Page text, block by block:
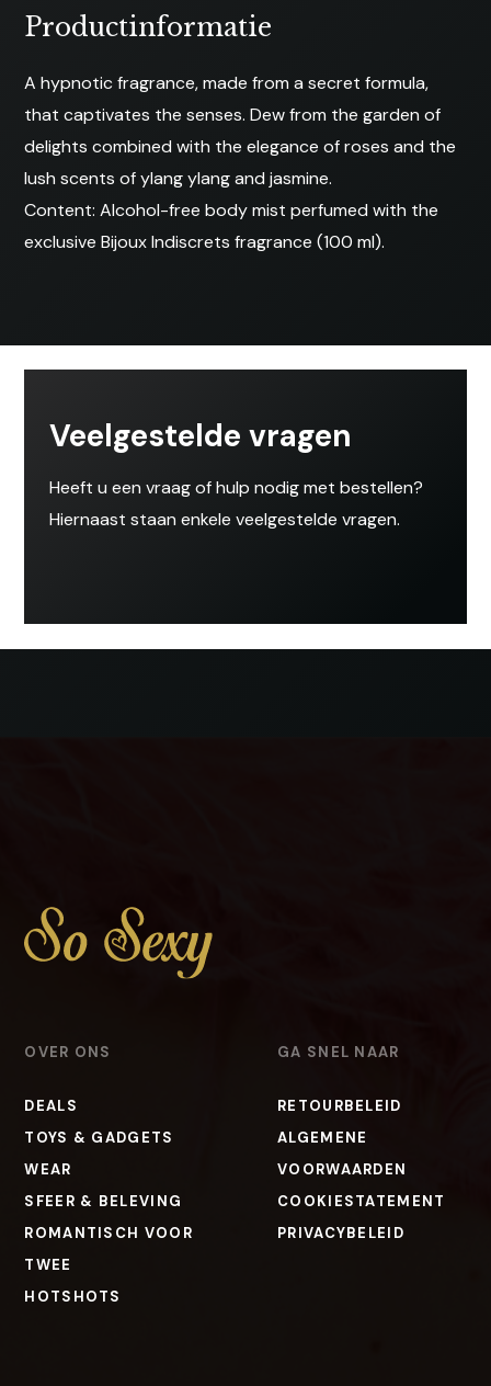
Productinformatie
A hypnotic fragrance, made from a secret formula,
that captivates the senses. Dew from the garden of
delights combined with the elegance of roses and the
lush scents of ylang ylang and jasmine.
Content: Alcohol-free body mist perfumed with the
exclusive Bijoux Indiscrets fragrance (100 ml).
Veelgestelde vragen
Heeft u een vraag of hulp nodig met bestellen?
Hiernaast staan enkele veelgestelde vragen.
OVER ONS
DEALS
TOYS & GADGETS
WEAR
SFEER & BELEVING
ROMANTISCH VOOR
TWEE
HOTSHOTS
GA SNEL NAAR
RETOURBELEID
ALGEMENE
VOORWAARDEN
COOKIESTATEMENT
PRIVACYBELEID